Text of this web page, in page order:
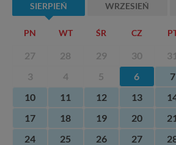
SIERPIEŃ WRZESIEŃ
PN WT ŚR CZ
27 28 29 30 31
3
4 5 6 7
10
11 12 13
17
18 19 20 21
24
25 26 27